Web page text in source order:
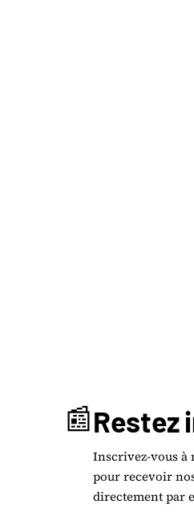
📰Restez
Inscrivez-vous à
pour recevoir
directement par